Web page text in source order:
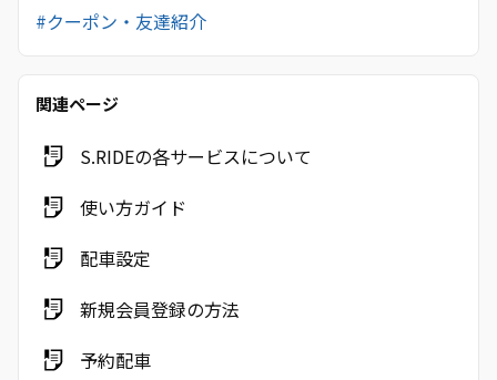
#クーポン・友達紹介
関連ページ
S.RIDEの各サービスについて
使い方ガイド
配車設定
新規会員登録の方法
予約配車